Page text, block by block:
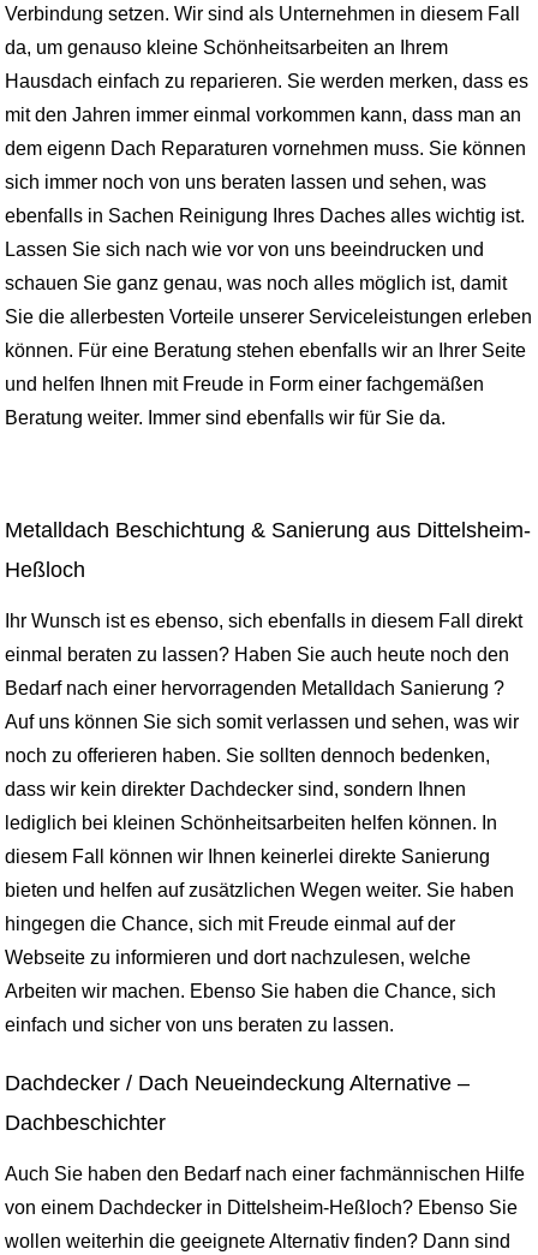
Verbindung setzen. Wir sind als Unternehmen in diesem Fall
da, um genauso kleine Schönheitsarbeiten an Ihrem
Hausdach einfach zu reparieren. Sie werden merken, dass es
mit den Jahren immer einmal vorkommen kann, dass man an
dem eigenn Dach Reparaturen vornehmen muss. Sie können
sich immer noch von uns beraten lassen und sehen, was
ebenfalls in Sachen Reinigung Ihres Daches alles wichtig ist.
Lassen Sie sich nach wie vor von uns beeindrucken und
schauen Sie ganz genau, was noch alles möglich ist, damit
Sie die allerbesten Vorteile unserer Serviceleistungen erleben
können. Für eine Beratung stehen ebenfalls wir an Ihrer Seite
und helfen Ihnen mit Freude in Form einer fachgemäßen
Beratung weiter. Immer sind ebenfalls wir für Sie da.
Metalldach Beschichtung & Sanierung aus Dittelsheim-
Heßloch
Ihr Wunsch ist es ebenso, sich ebenfalls in diesem Fall direkt
einmal beraten zu lassen? Haben Sie auch heute noch den
Bedarf nach einer hervorragenden Metalldach Sanierung ?
Auf uns können Sie sich somit verlassen und sehen, was wir
noch zu offerieren haben. Sie sollten dennoch bedenken,
dass wir kein direkter Dachdecker sind, sondern Ihnen
lediglich bei kleinen Schönheitsarbeiten helfen können. In
diesem Fall können wir Ihnen keinerlei direkte Sanierung
bieten und helfen auf zusätzlichen Wegen weiter. Sie haben
hingegen die Chance, sich mit Freude einmal auf der
Webseite zu informieren und dort nachzulesen, welche
Arbeiten wir machen. Ebenso Sie haben die Chance, sich
einfach und sicher von uns beraten zu lassen.
Dachdecker / Dach Neueindeckung Alternative –
Dachbeschichter
Auch Sie haben den Bedarf nach einer fachmännischen Hilfe
von einem Dachdecker in Dittelsheim-Heßloch? Ebenso Sie
wollen weiterhin die geeignete Alternativ finden? Dann sind